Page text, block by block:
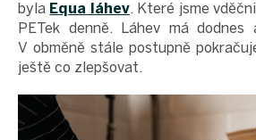
byla Equa láhev. Které jsme
PETek denně. Láhev má
V obměně stále postupně
ještě co zlepšovat.